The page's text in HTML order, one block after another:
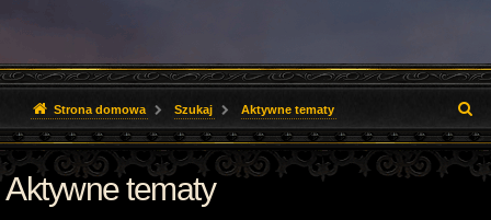
Strona domowa Szukaj Aktywne tematy
z
u
Aktywne tematy